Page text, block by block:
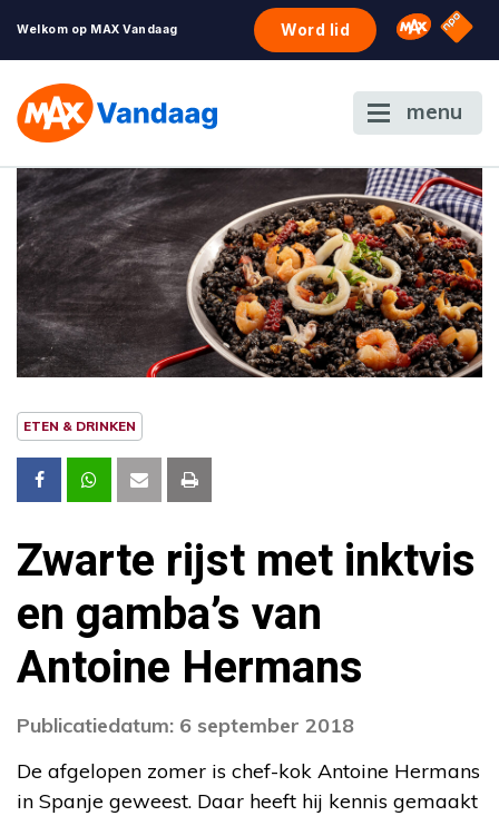
Welkom op MAX Vandaag Word lid Omroep
NPO
menu
ETEN & DRINKEN
Zwarte rijst met inktvis
en gamba’s van
Antoine Hermans
Publicatiedatum: 6 september 2018
De afgelopen zomer is chef-kok Antoine Hermans
in Spanje geweest. Daar heeft hij kennis gemaakt